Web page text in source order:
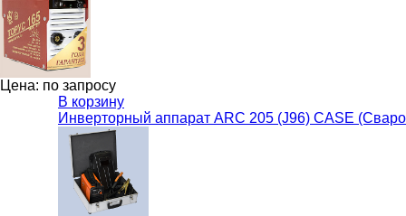
Цена: по запросу
В корзину
Инверторный аппарат ARC 205 (J96) CASE